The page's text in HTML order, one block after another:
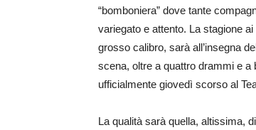
“bomboniera” dove tante
variegato e attento. La stagione
grosso calibro, sarà all’insegna
scena, oltre a quattro drammi e a
ufficialmente giovedì scorso al
La qualità sarà quella, altissima,